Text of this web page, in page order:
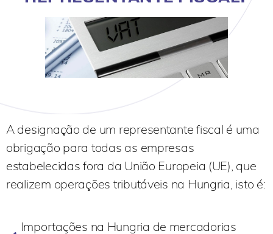
A designação de um representante fiscal é uma
obrigação para todas as empresas
estabelecidas fora da União Europeia (UE), que
realizem operações tributáveis na Hungria, isto é:
Importações na Hungria de mercadorias